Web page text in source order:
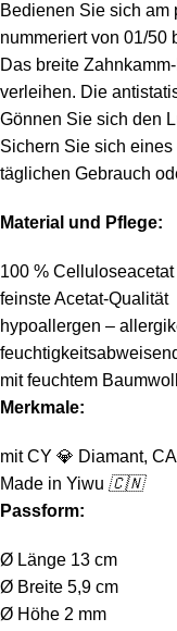
Bedienen Sie sich am
nummeriert von 01/50
Das breite
verleihen. Die
Gönnen Sie sich den
Sichern Sie sich
täglichen Gebrauch
Material und Pflege:
100 % Celluloseacetat
feinste Acetat-Qualität
hypoallergen –
mit feuchtem
Merkmale:
mit CY 💎 Diamant,
Made in Yiwu 🇨🇳
Passform:
Ø Länge 13 cm
Ø Breite 5,9 cm
Ø Höhe 2 mm